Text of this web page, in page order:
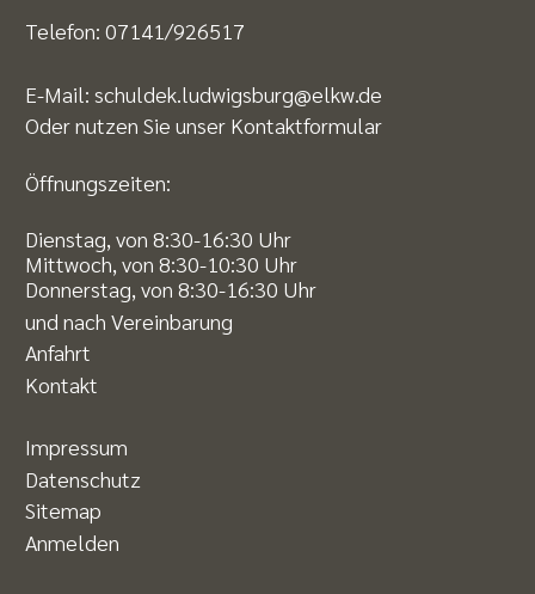
Telefon: 07141/926517
E-Mail: schuldek.ludwigsburg@elkw.de
Oder nutzen Sie unser Kontaktformular
Öffnungszeiten:
Dienstag, von 8:30-16:30 Uhr
Mittwoch, von 8:30-10:30 Uhr
Donnerstag, von 8:30-16:30 Uhr
und nach Vereinbarung
Anfahrt
Kontakt
Impressum
Datenschutz
Sitemap
Anmelden